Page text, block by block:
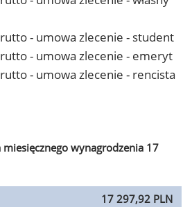
- umowa zlecenie - student
- umowa zlecenie - emeryt
- umowa zlecenie - rencista
wynagrodzenia 17
17 297,92 PLN